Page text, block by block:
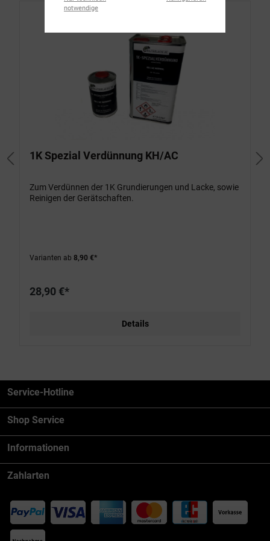
1K Spezial Verdünnung KH/AC
Zum Verdünnen der 1K Grundierungen und Lacke, sowie
Reinigen der Gerätschaften.
Varianten ab 8,90 €*
28,90 €*
Details
Service-Hotline
Shop Service
Informationen
Zahlarten
notwendige